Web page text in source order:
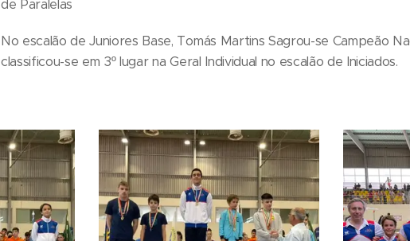
de Paralelas
No escalão de Juniores Base, Tomás Martins Sagrou-se Campeão
classificou-se em 3º lugar na Geral Individual no escalão de Iniciados.